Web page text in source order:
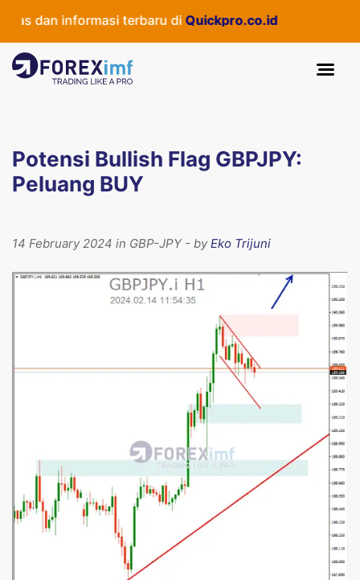
dan informasi terbaru di Quickpro.co.id
Potensi Bullish Flag GBPJPY:
Peluang BUY
14 February 2024 in GBP-JPY - byEko Trijuni